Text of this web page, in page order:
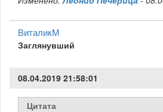
ВиталикМ
Заглянувший
08.04.2019 21:58:01
Цитата